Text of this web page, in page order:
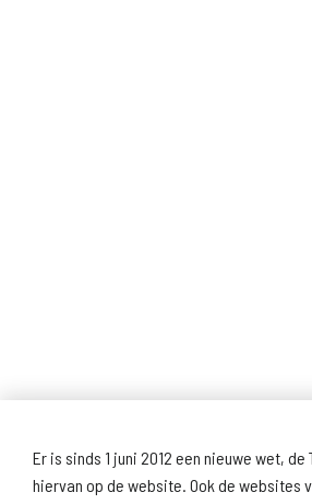
Er is sinds 1 juni 2012 een nieuwe wet,
hiervan op de website. Ook de websites